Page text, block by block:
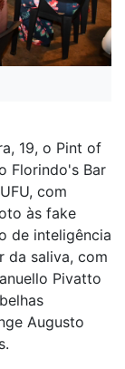
19, o Pint of
Florindo's Bar
com
às fake
de inteligência
da saliva, com
Pivatto
Augusto